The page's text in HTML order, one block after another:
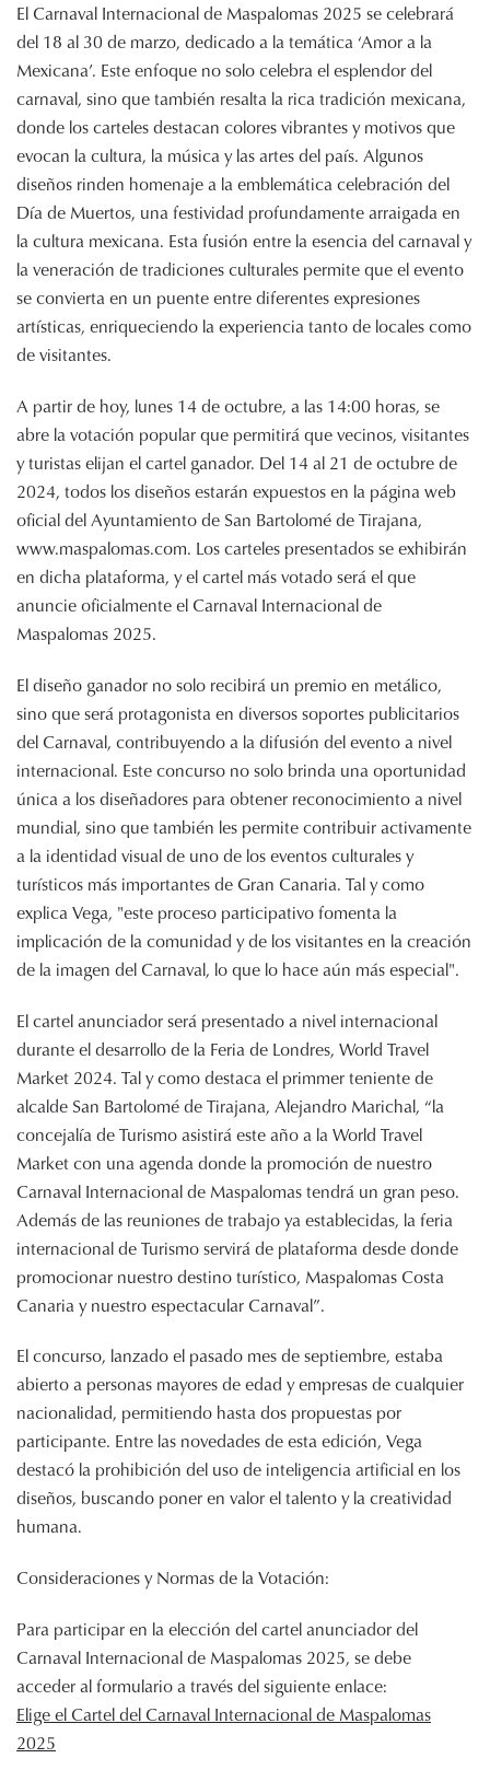
El Carnaval Internacional de Maspalomas 2025 se celebrará
del 18 al 30 de marzo, dedicado a la temática ‘Amor a la
Mexicana’. Este enfoque no solo celebra el esplendor del
carnaval, sino que también resalta la rica tradición mexicana,
donde los carteles destacan colores vibrantes y motivos que
evocan la cultura, la música y las artes del país. Algunos
diseños rinden homenaje a la emblemática celebración del
Día de Muertos, una festividad profundamente arraigada en
la cultura mexicana. Esta fusión entre la esencia del carnaval y
la veneración de tradiciones culturales permite que el evento
se convierta en un puente entre diferentes expresiones
artísticas, enriqueciendo la experiencia tanto de locales como
de visitantes.
A partir de hoy, lunes 14 de octubre, a las 14:00 horas, se
abre la votación popular que permitirá que vecinos, visitantes
y turistas elijan el cartel ganador. Del 14 al 21 de octubre de
2024, todos los diseños estarán expuestos en la página web
oficial del Ayuntamiento de San Bartolomé de Tirajana,
www.maspalomas.com. Los carteles presentados se exhibirán
en dicha plataforma, y el cartel más votado será el que
anuncie oficialmente el Carnaval Internacional de
Maspalomas 2025.
El diseño ganador no solo recibirá un premio en metálico,
sino que será protagonista en diversos soportes publicitarios
del Carnaval, contribuyendo a la difusión del evento a nivel
internacional. Este concurso no solo brinda una oportunidad
única a los diseñadores para obtener reconocimiento a nivel
mundial, sino que también les permite contribuir activamente
a la identidad visual de uno de los eventos culturales y
turísticos más importantes de Gran Canaria. Tal y como
explica Vega, "este proceso participativo fomenta la
implicación de la comunidad y de los visitantes en la creación
de la imagen del Carnaval, lo que lo hace aún más especial".
El cartel anunciador será presentado a nivel internacional
durante el desarrollo de la Feria de Londres, World Travel
Market 2024. Tal y como destaca el primmer teniente de
alcalde San Bartolomé de Tirajana, Alejandro Marichal, “la
concejalía de Turismo asistirá este año a la World Travel
Market con una agenda donde la promoción de nuestro
Carnaval Internacional de Maspalomas tendrá un gran peso.
Además de las reuniones de trabajo ya establecidas, la feria
internacional de Turismo servirá de plataforma desde donde
promocionar nuestro destino turístico, Maspalomas Costa
Canaria y nuestro espectacular Carnaval”.
El concurso, lanzado el pasado mes de septiembre, estaba
abierto a personas mayores de edad y empresas de cualquier
nacionalidad, permitiendo hasta dos propuestas por
participante. Entre las novedades de esta edición, Vega
destacó la prohibición del uso de inteligencia artificial en los
diseños, buscando poner en valor el talento y la creatividad
humana.
Consideraciones y Normas de la Votación:
Para participar en la elección del cartel anunciador del
Carnaval Internacional de Maspalomas 2025, se debe
acceder al formulario a través del siguiente enlace:
Elige el Cartel del Carnaval Internacional de Maspalomas
2025